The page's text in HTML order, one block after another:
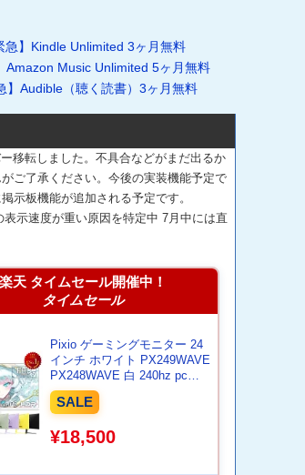
急】Kindle Unlimited 3ヶ月無料
Amazon Music Unlimited 5ヶ月無料
】Audible（聴く読書）3ヶ月無料
移転しました。不具合などがまだ出るか
ご了承ください。今後の実装機能予定で
示板機能が追加される予定です。
表示速度が重い原因を特定中 7月中には直
楽天 タイムセール開催中！
タイムセール
Pixio ゲーミングモニター 24
インチ ホワイト PX249WAVE
PX248WAVE 白 240hz pcモ
ニター 120Hz 144Hz 165Hz
対応 モニター ピンク ブルー
ベージュ フルHD IPS HDR ノ
ングレア スピーカー内蔵
SALE
¥18,500